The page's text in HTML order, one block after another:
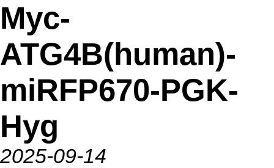
Myc-
ATG4B(human)-
miRFP670-PGK-
Hyg
2025-09-14